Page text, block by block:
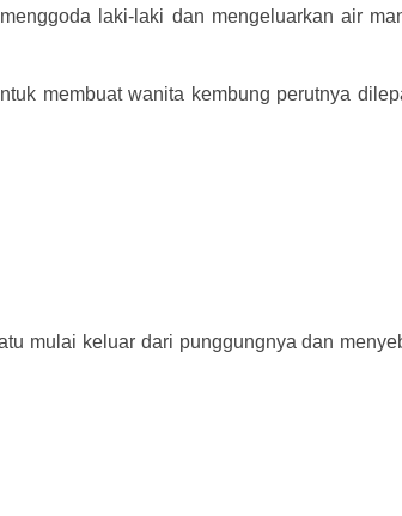
laki-laki dan mengeluarkan air
membuat wanita kembung perutnya
mulai keluar dari punggungnya dan